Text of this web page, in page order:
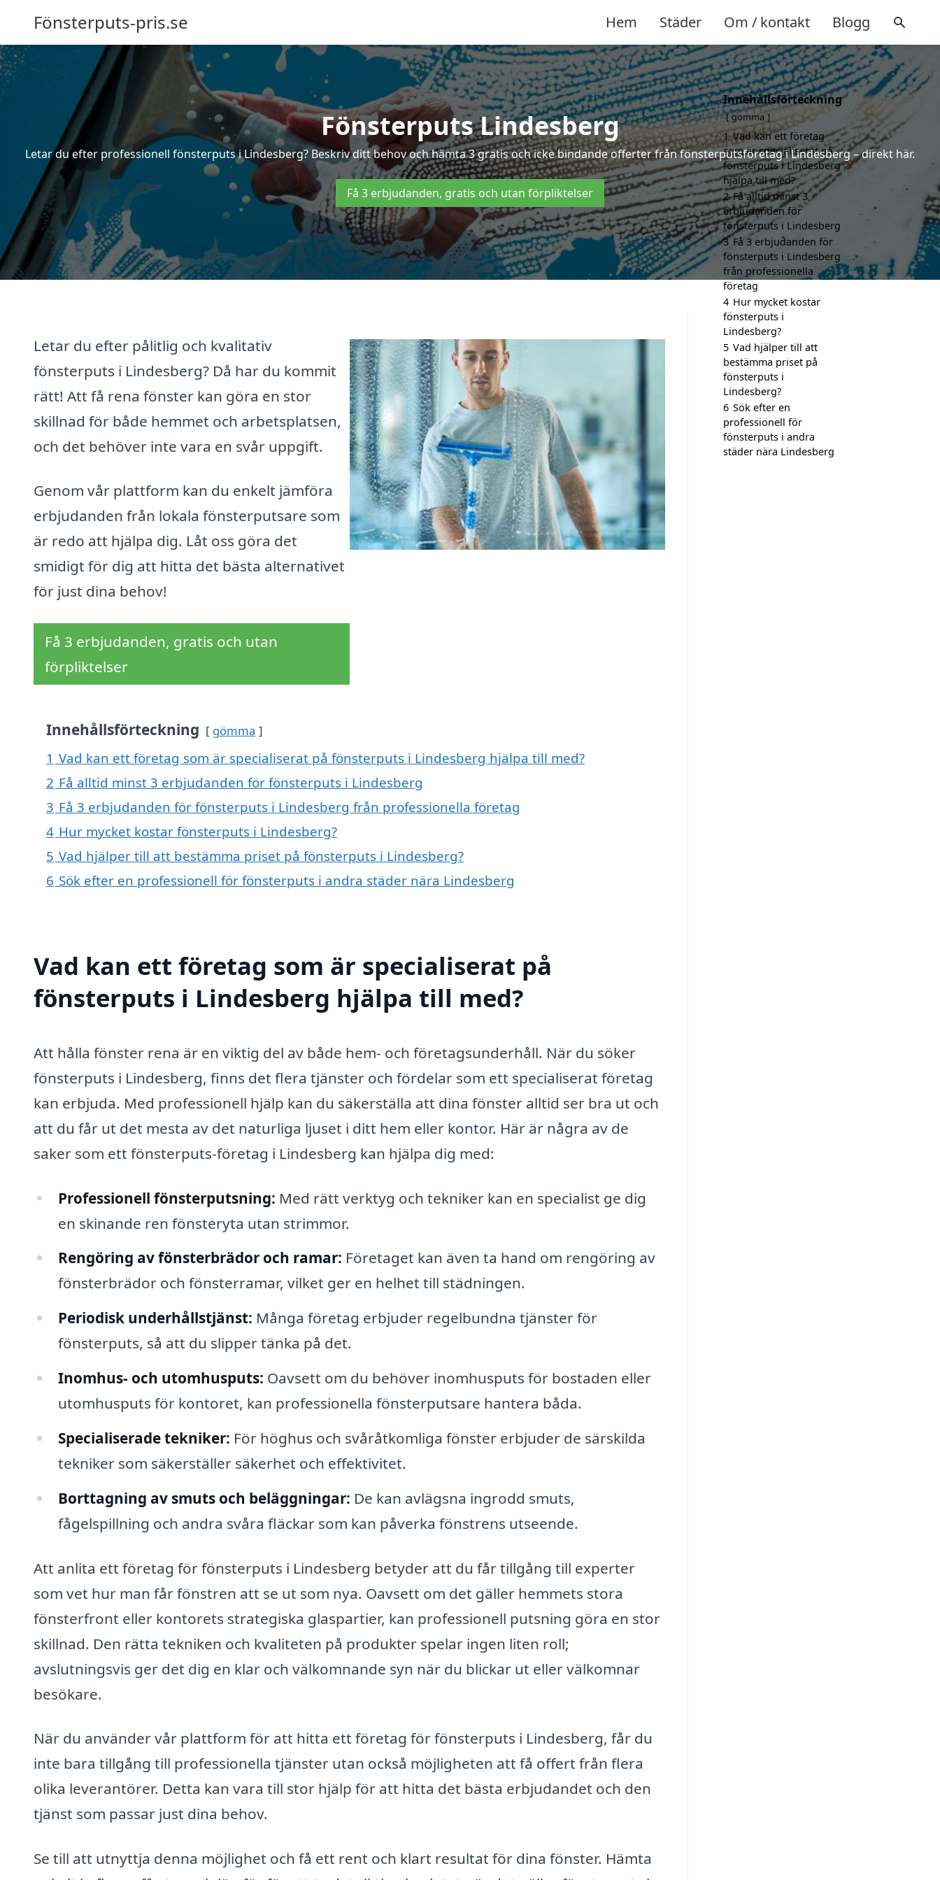
Fönsterputs-pris.se Hem Städer Om / kontakt Blogg
Fönsterputs Lindesberg
Letar du efter professionell fönsterputs i Lindesberg? Beskriv ditt behov och hämta 3 gratis och icke bindande offerter från fönsterputsföretag i Lindesberg – direkt här.
Få 3 erbjudanden, gratis och utan förpliktelser
Letar du efter pålitlig och kvalitativ
fönsterputs i Lindesberg? Då har du kommit
rätt! Att få rena fönster kan göra en stor
skillnad för både hemmet och arbetsplatsen,
och det behöver inte vara en svår uppgift.
Genom vår plattform kan du enkelt jämföra
erbjudanden från lokala fönsterputsare som
är redo att hjälpa dig. Låt oss göra det
smidigt för dig att hitta det bästa alternativet
för just dina behov!
Få 3 erbjudanden, gratis och utan
förpliktelser
Innehållsförteckning gömma
1 Vad kan ett företag som är specialiserat på fönsterputs i Lindesberg hjälpa till med?
2 Få alltid minst 3 erbjudanden för fönsterputs i Lindesberg
3 Få 3 erbjudanden för fönsterputs i Lindesberg från professionella företag
4 Hur mycket kostar fönsterputs i Lindesberg?
5 Vad hjälper till att bestämma priset på fönsterputs i Lindesberg?
6 Sök efter en professionell för fönsterputs i andra städer nära Lindesberg
Vad kan ett företag som är specialiserat på
fönsterputs i Lindesberg hjälpa till med?
Att hålla fönster rena är en viktig del av både hem- och företagsunderhåll. När du söker
fönsterputs i Lindesberg, finns det flera tjänster och fördelar som ett specialiserat företag
kan erbjuda. Med professionell hjälp kan du säkerställa att dina fönster alltid ser bra ut och
att du får ut det mesta av det naturliga ljuset i ditt hem eller kontor. Här är några av de
saker som ett fönsterputs-företag i Lindesberg kan hjälpa dig med:
Professionell fönsterputsning: Med rätt verktyg och tekniker kan en specialist ge dig
en skinande ren fönsteryta utan strimmor.
Rengöring av fönsterbrädor och ramar: Företaget kan även ta hand om rengöring av
fönsterbrädor och fönsterramar, vilket ger en helhet till städningen.
Periodisk underhållstjänst: Många företag erbjuder regelbundna tjänster för
fönsterputs, så att du slipper tänka på det.
Inomhus- och utomhusputs: Oavsett om du behöver inomhusputs för bostaden eller
utomhusputs för kontoret, kan professionella fönsterputsare hantera båda.
Specialiserade tekniker: För höghus och svåråtkomliga fönster erbjuder de särskilda
tekniker som säkerställer säkerhet och effektivitet.
Borttagning av smuts och beläggningar: De kan avlägsna ingrodd smuts,
fågelspillning och andra svåra fläckar som kan påverka fönstrens utseende.
Att anlita ett företag för fönsterputs i Lindesberg betyder att du får tillgång till experter
som vet hur man får fönstren att se ut som nya. Oavsett om det gäller hemmets stora
fönsterfront eller kontorets strategiska glaspartier, kan professionell putsning göra en stor
skillnad. Den rätta tekniken och kvaliteten på produkter spelar ingen liten roll;
avslutningsvis ger det dig en klar och välkomnande syn när du blickar ut eller välkomnar
besökare.
När du använder vår plattform för att hitta ett företag för fönsterputs i Lindesberg, får du
inte bara tillgång till professionella tjänster utan också möjligheten att få offert från flera
olika leverantörer. Detta kan vara till stor hjälp för att hitta det bästa erbjudandet och den
tjänst som passar just dina behov.
Se till att utnyttja denna möjlighet och få ett rent och klart resultat för dina fönster. Hämta
Innehållsförteckning
gömma
1 Vad kan ett företag
som är specialiserat på
fönsterputs i Lindesberg
hjälpa till med?
2 Få alltid minst 3
erbjudanden för
fönsterputs i Lindesberg
3 Få 3 erbjudanden för
fönsterputs i Lindesberg
från professionella
företag
4 Hur mycket kostar
fönsterputs i
Lindesberg?
5 Vad hjälper till att
bestämma priset på
fönsterputs i
Lindesberg?
6 Sök efter en
professionell för
fönsterputs i andra
städer nära Lindesberg